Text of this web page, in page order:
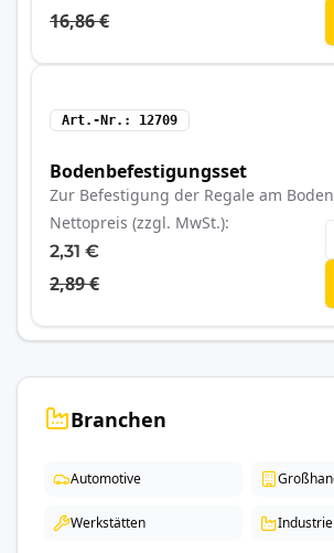
16,86 €
Art.-Nr. 12709
Bodenbefestigungsset
Zur Befestigung der Regale am Boden
Nettopreis (zzgl. MwSt.)
2,31 €
2,89 €
Branchen
Automotive
Werkstätten Industrie